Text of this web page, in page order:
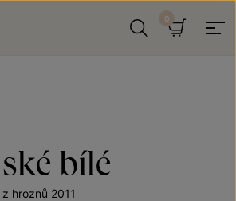
bílé
hroznů 2011